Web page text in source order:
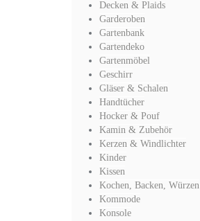
Decken & Plaids
Garderoben
Gartenbank
Gartendeko
Gartenmöbel
Geschirr
Gläser & Schalen
Handtücher
Hocker & Pouf
Kamin & Zubehör
Kerzen & Windlichter
Kinder
Kissen
Kochen, Backen, Würzen
Kommode
Konsole